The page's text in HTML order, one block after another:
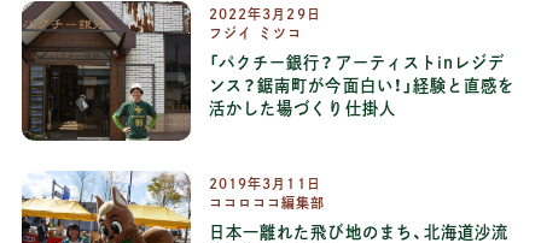
2022年3 月 29 日
フジイ ミツコ
「パクチー銀行？アーティストinレジデ
ンス？鋸南町が今面白い！」経験と直感を
活かした場づくり仕掛人
2019年3 月 11
日
ココロココ編集部
日本一離れた飛び地のまち、北海道沙流